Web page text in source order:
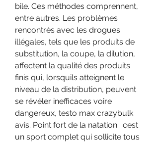
bile. Ces méthodes comprennent,
entre autres. Les problèmes
rencontrés avec les drogues
illégales, tels que les produits de
substitution, la coupe, la dilution,
affectent la qualité des produits
finis qui, lorsquils atteignent le
niveau de la distribution, peuvent
se révéler inefficaces voire
dangereux, testo max crazybulk
avis. Point fort de la natation : cest
un sport complet qui sollicite tous